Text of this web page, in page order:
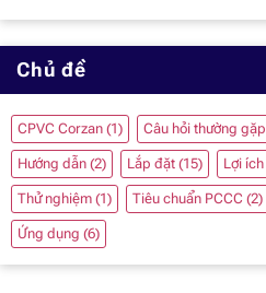
Chủ đề
CPVC Corzan (1) Câu hỏi thường gặp
Hướng dẫn (2) Lắp đặt (15) Lợi ích
Thử nghiệm (1) Tiêu chuẩn PCCC (2)
Ứng dụng (6)